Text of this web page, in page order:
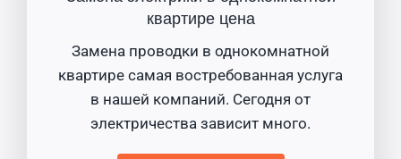
квартире цена
Замена проводки в однокомнатной
квартире самая востребованная услуга
в нашей компаний. Сегодня от
электричества зависит много.